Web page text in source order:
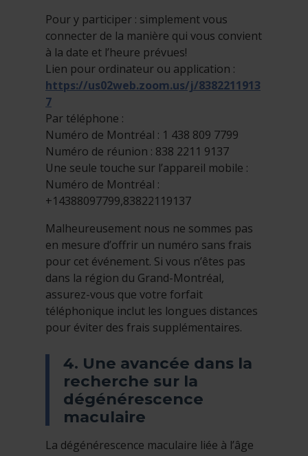
Pour y participer : simplement vous
connecter de la manière qui vous convient
à la date et l’heure prévues!
Lien pour ordinateur ou application :
https://us02web.zoom.us/j/8382211913
7
Par téléphone :
Numéro de Montréal : 1 438 809 7799
Numéro de réunion : 838 2211 9137
Une seule touche sur l’appareil mobile :
Numéro de Montréal :
+14388097799,83822119137
Malheureusement nous ne sommes pas
en mesure d’offrir un numéro sans frais
pour cet événement. Si vous n’êtes pas
dans la région du Grand-Montréal,
assurez-vous que votre forfait
téléphonique inclut les longues distances
pour éviter des frais supplémentaires.
4. Une avancée dans la
recherche sur la
dégénérescence
maculaire
La dégénérescence maculaire liée à l’âge